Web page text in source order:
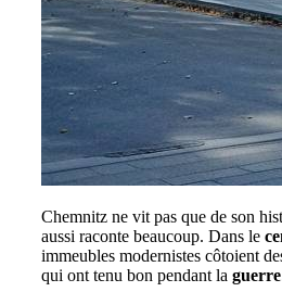
Chemnitz ne vit pas que de son
aussi raconte beaucoup. Dans le
immeubles modernistes côtoient
qui ont tenu bon pendant la guerre